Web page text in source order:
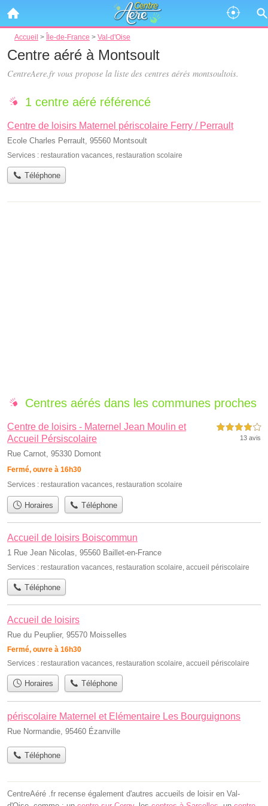
Accueil > Île-de-France > Val-d'Oise
Centre aéré à Montsoult
CentreAere.fr vous propose la liste des centres aérés montsoultois.
1 centre aéré référencé
Centre de loisirs Maternel périscolaire Ferry / Perrault
Ecole Charles Perrault, 95560 Montsoult
Services : restauration vacances, restauration scolaire
Téléphone
Centres aérés dans les communes proches
Centre de loisirs - Maternel Jean Moulin et
Accueil Pérsiscolaire
Rue Carnot, 95330 Domont
Fermé, ouvre à 16h30
4,0 étoiles sur 5
13 avis
Services : restauration vacances, restauration scolaire
Horaires Téléphone
Accueil de loisirs Boiscommun
1 Rue Jean Nicolas, 95560 Baillet-en-France
Services : restauration vacances restauration scolaire accueil périscolaire
Téléphone
Accueil de loisirs
Rue du Peuplier, 95570 Moisselles
Fermé, ouvre à 16h30
Services : restauration vacances, restauration scolaire, accueil périscolaire
Horaires Téléphone
périscolaire Maternel et Elémentaire Les Bourguignons
Rue Normandie, 95460 Ézanville
Téléphone
CentreAéré .fr recense également d'autres accueils de loisir en Val-